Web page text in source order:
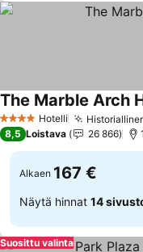
4 Tähtiluokitus
Hotelli
The Marble Arch
8,5 Loistava 26 866
Alkaen 167 €
Näytä hinnat 14
Suosittu valinta